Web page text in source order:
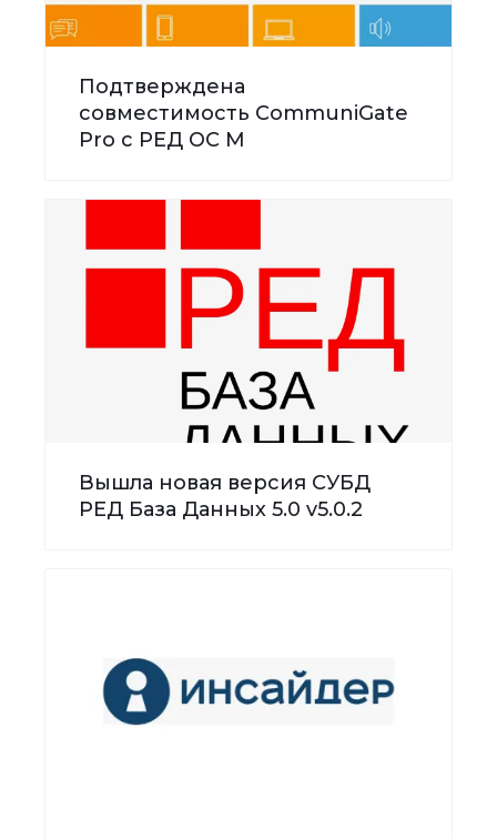
Подтверждена
совместимость CommuniGate
Pro с РЕД ОС М
Вышла новая версия СУБД
РЕД База Данных 5.0 v5.0.2